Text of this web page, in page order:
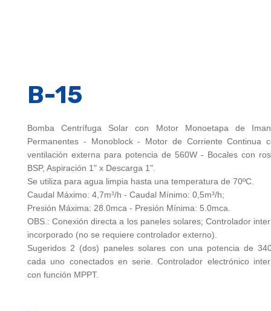
B-15
Bomba Centrífuga Solar con Motor Monoetapa de
Permanentes - Monoblock - Motor de Corriente Continua
ventilación externa para potencia de 560W - Bocales con
BSP, Aspiración 1" x Descarga 1".
Se utiliza para agua limpia hasta una temperatura de 70ºC.
Caudal Máximo: 4,7m³/h - Caudal Mínimo: 0,5m³/h;
Presión Máxima: 28.0mca - Presión Mínima: 5.0mca.
OBS.: Conexión directa a los paneles solares; Controlador
incorporado (no se requiere controlador externo).
Sugeridos 2 (dos) paneles solares con una potencia de
cada uno conectados en serie. Controlador electrónico
con función MPPT.